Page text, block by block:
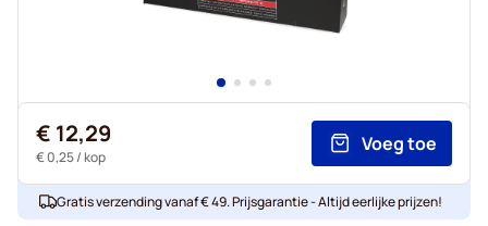
€ 12,29
€ 0,25/ kop
Voeg toe
Gratis verzending vanaf € 49. Prijsgarantie - Altijd eerlijke prijzen!